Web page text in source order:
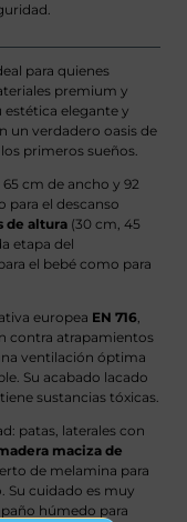
para quienes
premium y
elegante y
un verdadero oasis de
primeros sueños.
cm de ancho y 92
para el descanso
de altura (30 cm, 45
etapa del
el bebé como para
europea EN 716,
contra atrapamientos
ventilación óptima
Su acabado lacado
sustancias tóxicas.
patas, laterales con
maciza de
de melamina para
Su cuidado es muy
húmedo para